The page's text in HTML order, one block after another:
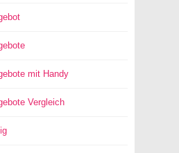
mit Handy
Vergleich